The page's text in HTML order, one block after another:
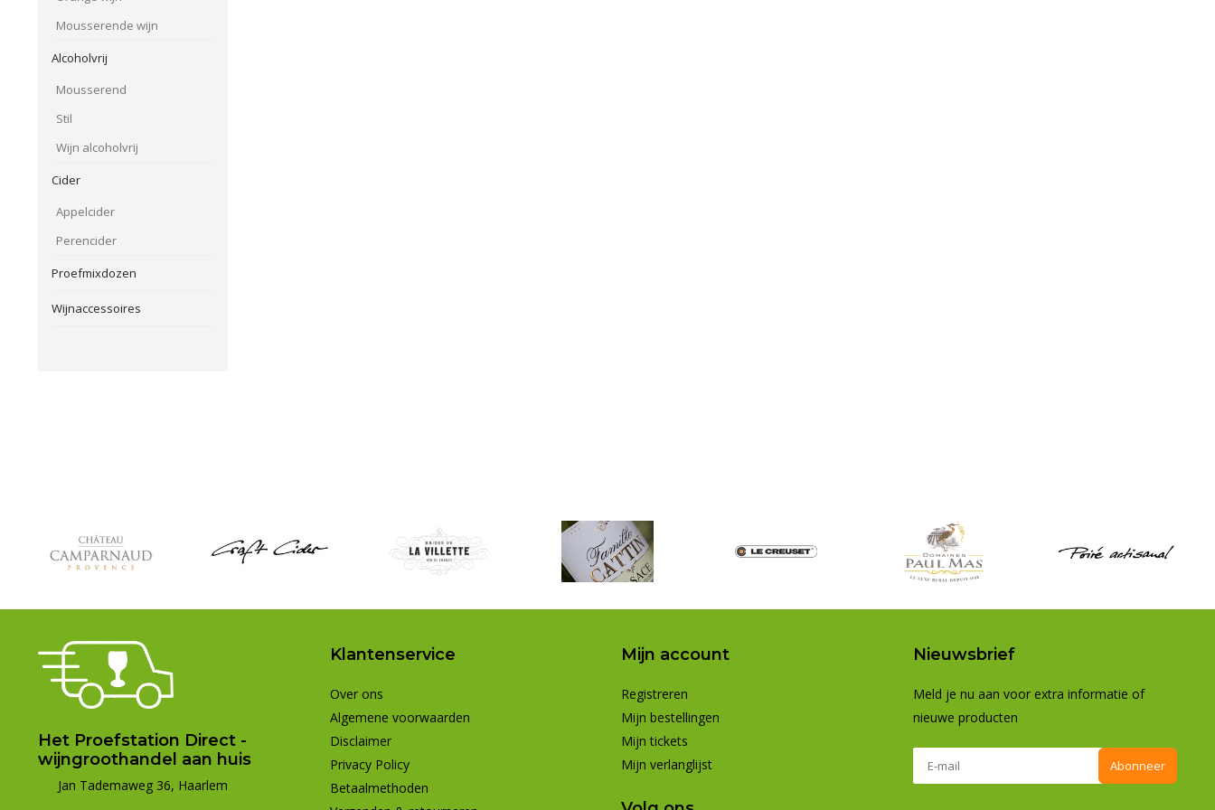
Mousserende wijn
Alcoholvrij
Mousserend
Stil
Wijn alcoholvrij
Cider
Appelcider
Perencider
Proefmixdozen
Wijnaccessoires
Het Proefstation Direct -
wijngroothandel aan huis
Jan Tademaweg 36, Haarlem
Klantenservice
Over ons
Algemene voorwaarden
Disclaimer
Privacy Policy
Betaalmethoden
Mijn account
Registreren
Mijn bestellingen
Mijn tickets
Mijn verlanglijst
Nieuwsbrief
Meld je nu aan voor extra informatie of
nieuwe producten
Abonneer